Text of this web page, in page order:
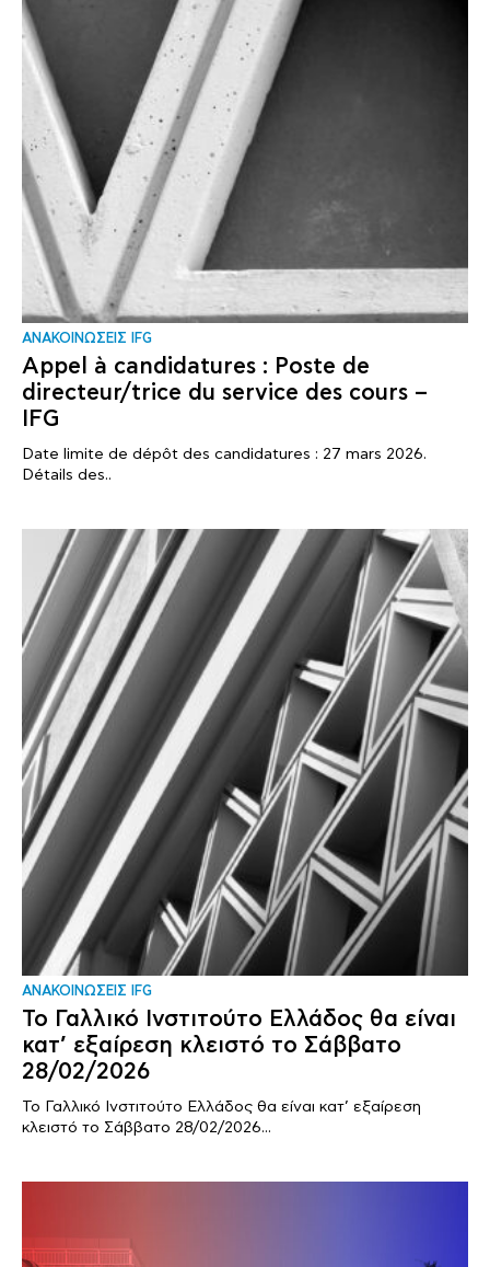
ΑΝΑΚΟΙΝΩΣΕΙΣ IFG
Appel à candidatures : Poste de
directeur/trice du service des cours –
IFG
Date limite de dépôt des candidatures : 27 mars 2026.
Détails des..
ΑΝΑΚΟΙΝΩΣΕΙΣ IFG
Το Γαλλικό Ινστιτούτο Ελλάδος θα είναι
κατ’ εξαίρεση κλειστό το Σάββατο
28/02/2026
Το Γαλλικό Ινστιτούτο Ελλάδος θα είναι κατ’ εξαίρεση
κλειστό το Σάββατο 28/02/2026...